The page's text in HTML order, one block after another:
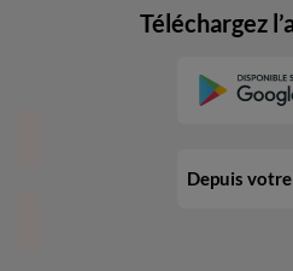
Téléchargez
Depuis